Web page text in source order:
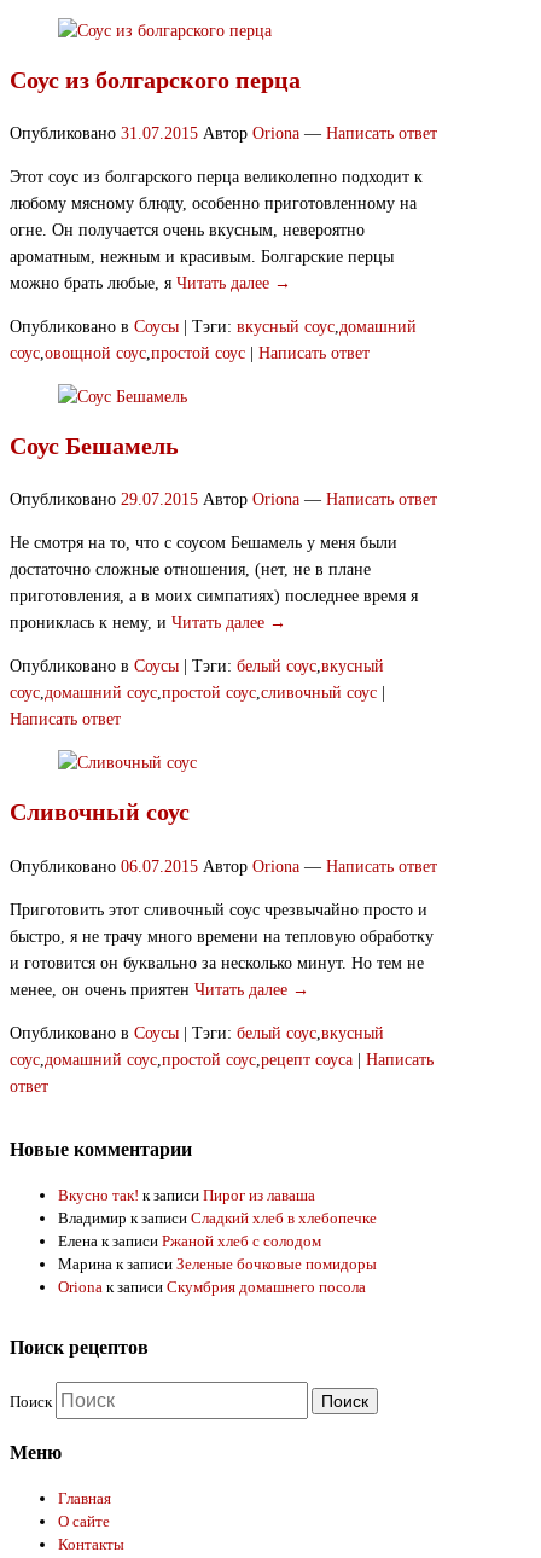
Соус из болгарского перца
Опубликовано 31.07.2015 Автор Oriona — Написать ответ
Этот соус из болгарского перца великолепно подходит к
любому мясному блюду, особенно приготовленному на
огне. Он получается очень вкусным, невероятно
ароматным, нежным и красивым. Болгарские перцы
можно брать любые, я Читать далее →
Опубликовано в Соусы Тэги: вкусный соус,домашний
соус,овощной соус,простой соус Написать ответ
Соус Бешамель
Опубликовано 29.07.2015 Автор Oriona — Написать ответ
Не смотря на то, что с соусом Бешамель у меня были
достаточно сложные отношения, (нет, не в плане
приготовления, а в моих симпатиях) последнее время я
прониклась к нему, и Читать далее →
Опубликовано в Соусы Тэги: белый соус,вкусный
соус,домашний соус,простой соус,сливочный соус
Написать ответ
Сливочный соус
Опубликовано 06.07.2015 Автор Oriona — Написать ответ
Приготовить этот сливочный соус чрезвычайно просто и
быстро, я не трачу много времени на тепловую обработку
и готовится он буквально за несколько минут. Но тем не
менее, он очень приятен Читать далее →
Опубликовано в Соусы | Тэги: белый соус вкусный
соус домашний соус простой соус рецепт соуса | Написать
ответ
Новые комментарии
Вкусно так! к записи Пирог из лаваша
Владимир к записи Сладкий хлеб в хлебопечке
Елена к записи Ржаной хлеб с солодом
Марина к записи Зеленые бочковые помидоры
Oriona к записи Скумбрия домашнего посола
Поиск рецептов
Поиск
Меню
Главная
О сайте
Контакты